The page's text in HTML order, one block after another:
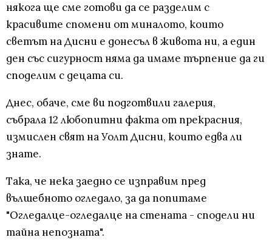
някога ще сме готови да се разделим с
красивите спомени от миналото, които
светът на Дисни е донесъл в живота ни, а един
ден със сигурност няма да имаме търпение да ги
споделим с децата си.
Днес, обаче, сме ви подготвили галерия,
събрала 12 любопитни факта от прекрасния,
измислен свят на Уолт Дисни, които едва ли
знате.
Така, че нека заедно се изправим пред
вълшебното огледало, за да попитаме
"Огледалце-огледалце на стената - сподели ни
тайна непозната".